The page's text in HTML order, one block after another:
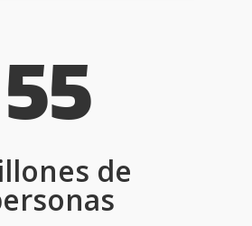
55
de